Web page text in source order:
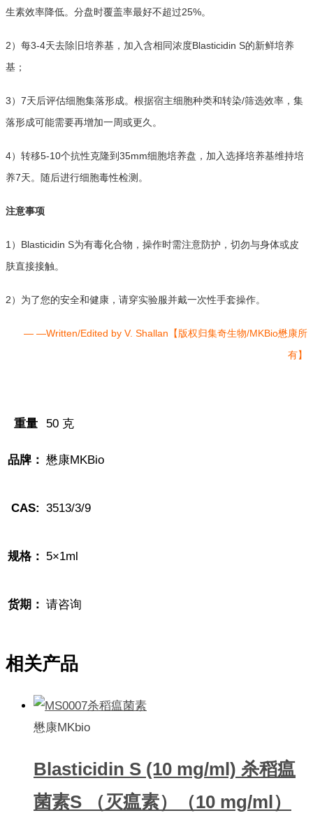
生素效率降低。分盘时覆盖率最好不超过25%。
2）每3-4天去除旧培养基，加入含相同浓度Blasticidin S的新鲜培养
基；
3）7天后评估细胞集落形成。根据宿主细胞种类和转染/筛选效率，集
落形成可能需要再增加一周或更久。
4）转移5-10个抗性克隆到35mm细胞培养盘，加入选择培养基维持培
养7天。随后进行细胞毒性检测。
注意事项
1）Blasticidin S为有毒化合物，操作时需注意防护，切勿与身体或皮
肤直接接触。
2）为了您的安全和健康，请穿实验服并戴一次性手套操作。
— —Written/Edited by V. Shallan【版权归集奇生物/MKBio懋康所
有】
重量 50 克
品牌： 懋康MKBio
CAS: 3513/3/9
规格： 5×1ml
货期： 请咨询
相关产品
懋康MKbio
Blasticidin S (10 mg/ml) 杀稻瘟
菌素S （灭瘟素）（10 mg/ml）